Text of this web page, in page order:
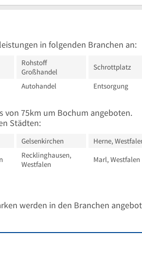
in folgenden Branchen an:
Rohstoff
Großhandel
Schrottplatz
Autohandel Entsorgung
von 75km um Bochum angeboten.
Städten:
Gelsenkirchen Herne,
Recklinghausen,
Westfalen
Marl, Westfalen
werden in den Branchen